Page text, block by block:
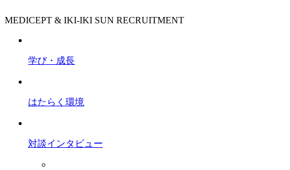
MEDICEPT & IKI-IKI SUN RECRUITMENT
学び・成長
はたらく環境
対談インタビュー